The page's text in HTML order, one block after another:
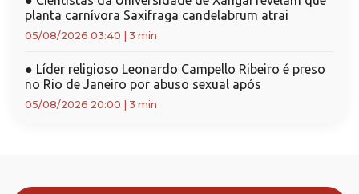
planta carnívora Saxifraga candelabrum atrai
05/08/2026 03:40 3 min
● Líder religioso Leonardo Campello Ribeiro é preso
no Rio de Janeiro por abuso sexual após
05/08/2026 20:00 3 min